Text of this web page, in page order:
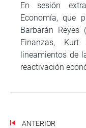
En sesión
Economía, que
Barbarán
Finanzas,
lineamientos de
reactivación
ANTERIOR